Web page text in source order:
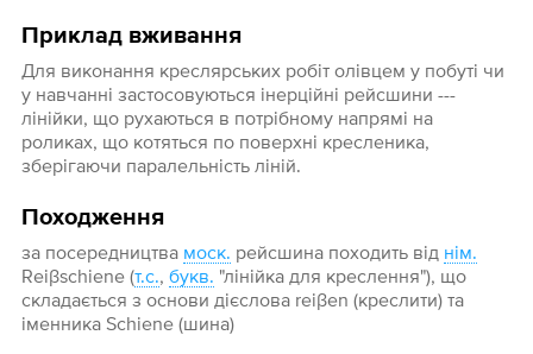
Приклад вживання
Для виконання креслярських робіт олівцем у побуті чи
у навчанні застосовуються інерційні рейсшини ---
лінійки, що рухаються в потрібному напрямі на
роликах, що котяться по поверхні кресленика,
зберігаючи паралельність ліній.
Походження
за посередництва моск. рейсшина походить від нім.
Reiβschiene (т.с., букв. "лінійка для креслення"), що
складається з основи дієслова reiβen (креслити) та
іменника Schiene (шина)